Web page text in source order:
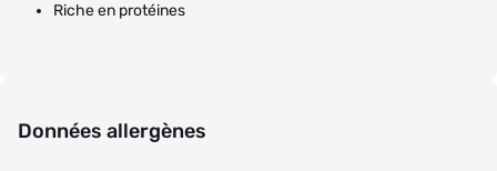
Riche en protéines
Données allergènes